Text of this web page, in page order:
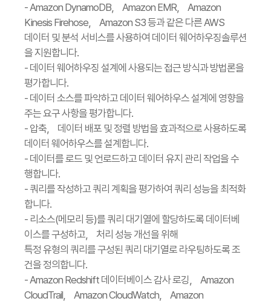
- Amazon DynamoDB， Amazon EMR， Amazon
Kinesis Firehose， Amazon S3 등과 같은 다른 AWS
데이터 및 분석 서비스를 사용하여 데이터 웨어하우징솔루션
을 지원합니다.
- 데이터 웨어하우징 설계에 사용되는 접근 방식과 방법론을
평가합니다.
- 데이터 소스를 파악하고 데이터 웨어하우스 설계에 영향을
주는 요구 사항을 평가합니다.
- 압축， 데이터 배포 및 정렬 방법을 효과적으로 사용하도록
데이터 웨어하우스를 설계합니다.
- 데이터를 로드 및 언로드하고 데이터 유지 관리 작업을 수
행합니다.
- 쿼리를 작성하고 쿼리 계획을 평가하여 쿼리 성능을 최적화
합니다.
- 리소스(메모리 등)를 쿼리 대기열에 할당하도록 데이터베
이스를 구성하고， 처리 성능 개선을 위해
특정 유형의 쿼리를 구성된 쿼리 대기열로 라우팅하도록 조
건을 정의합니다.
- Amazon Redshift 데이터베이스 감사 로깅， Amazon
CloudTrail， Amazon CloudWatch， Amazon